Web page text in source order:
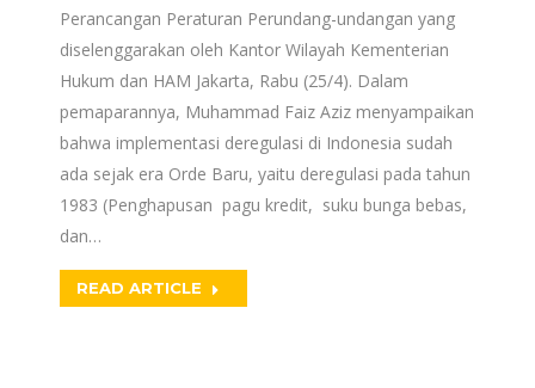
Perancangan Peraturan Perundang-undangan yang
diselenggarakan oleh Kantor Wilayah Kementerian
Hukum dan HAM Jakarta, Rabu (25/4). Dalam
pemaparannya, Muhammad Faiz Aziz menyampaikan
bahwa implementasi deregulasi di Indonesia sudah
ada sejak era Orde Baru, yaitu deregulasi pada tahun
1983 (Penghapusan pagu kredit, suku bunga bebas,
dan…
READ ARTICLE